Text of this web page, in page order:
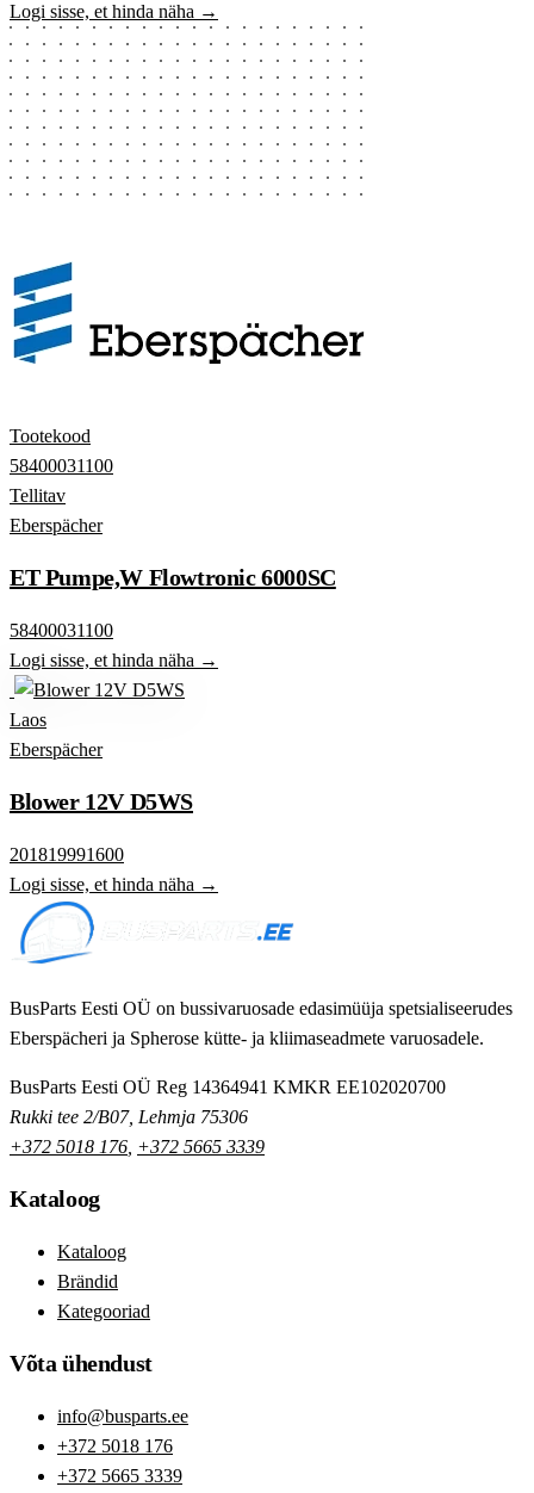
Logi sisse, et hinda näha →
Tootekood
58400031100
Tellitav
Eberspächer
ET Pumpe,W Flowtronic 6000SC
58400031100
Logi sisse, et hinda näha →
Laos
Eberspächer
Blower 12V D5WS
201819991600
Logi sisse, et hinda näha →
BusParts Eesti OÜ on bussivaruosade edasimüüja spetsialiseerudes
Eberspächeri ja Spherose kütte- ja kliimaseadmete varuosadele.
BusParts Eesti OÜ Reg 14364941 KMKR EE102020700
Rukki tee 2/B07, Lehmja 75306
+372 5018 176 +372 5665 3339
Kataloog
Kataloog
Brändid
Kategooriad
Võta ühendust
info@busparts.ee
+372 5018 176
+372 5665 3339